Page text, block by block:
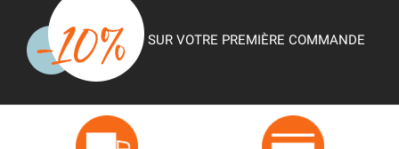
SUR VOTRE PREMIÈRE COMMANDE